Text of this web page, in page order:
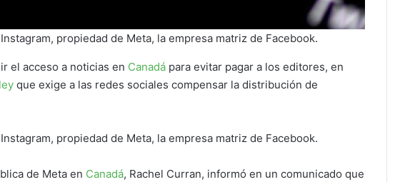
propiedad de Meta, la empresa matriz de Facebook.
el acceso a noticias en Canadá para evitar pagar a los editores, en
que exige a las redes sociales compensar la distribución de
propiedad de Meta, la empresa matriz de Facebook.
de Meta en Canadá, Rachel Curran, informó en un comunicado que